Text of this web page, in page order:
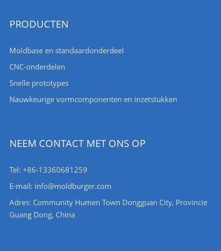
PRODUCTEN
Moldbase en standaardonderdeel
CNC-onderdelen
Snelle prototypes
Nauwkeurige vormcomponenten en inzetstukken
NEEM CONTACT MET ONS OP
Tel: +86-13360681259
E-mail: info@moldburger.com
Adres: Community Humen Town Dongguan City, Provincie
Guang Dong, China